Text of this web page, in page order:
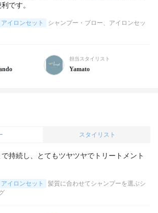
です。
イロンセット
シャンプー・ブロー、アイロンセッ
担当スタイリスト
Yamato
スタイリスト
持続し、とてもツヤツヤでトリートメント
イロンセット
髪質に合わせてシャンプーを選ぶシ